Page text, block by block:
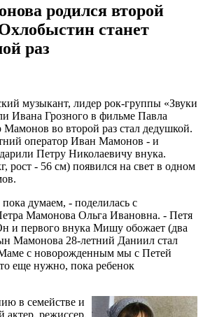
родился второй
станет
раз
музыкант, лидер рок-группы «Звуки
Ивана Грозного в фильме Павла
во второй раз стал дедушкой.
оператор Иван Мамонов - и
Петру Николаевичу внука.
рост - 56 см) появился на свет в одном
думаем, - поделилась с
Мамонова Ольга Ивановна. - Петя
и первого внука Мишу обожает (два
Мамонова 28-летний Даниил стал
с новорожденным мы с Петей
еще нужно, пока ребенок
в семействе и
актер, режиссер,